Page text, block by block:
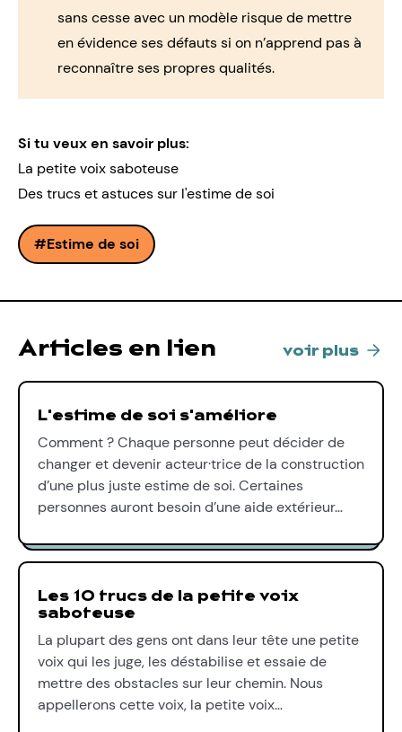
sans cesse avec un modèle risque de mettre
en évidence ses défauts si on n’apprend pas à
reconnaître ses propres qualités.
Si tu veux en savoir plus:
La petite voix saboteuse
Des trucs et astuces sur l'estime de soi
Estime de soi
Articles en lien voir plus
L'estime de soi s'améliore
Comment ? Chaque personne peut décider de
changer et devenir acteur·trice de la construction
d’une plus juste estime de soi. Certaines
personnes auront besoin d’une aide extérieur…
Les 10 trucs de la petite voix
saboteuse
La plupart des gens ont dans leur tête une petite
voix qui les juge, les déstabilise et essaie de
mettre des obstacles sur leur chemin. Nous
appellerons cette voix, la petite voix…